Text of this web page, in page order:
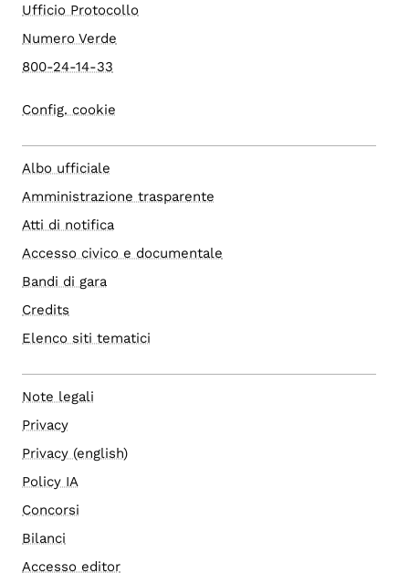
Ufficio Protocollo
Numero Verde
800-24-14-33
Config. cookie
Albo ufficiale
Amministrazione trasparente
Atti di notifica
Accesso civico e documentale
Bandi di gara
Credits
Elenco siti tematici
Note legali
Privacy
Privacy (english)
Policy IA
Concorsi
Bilanci
Accesso editor